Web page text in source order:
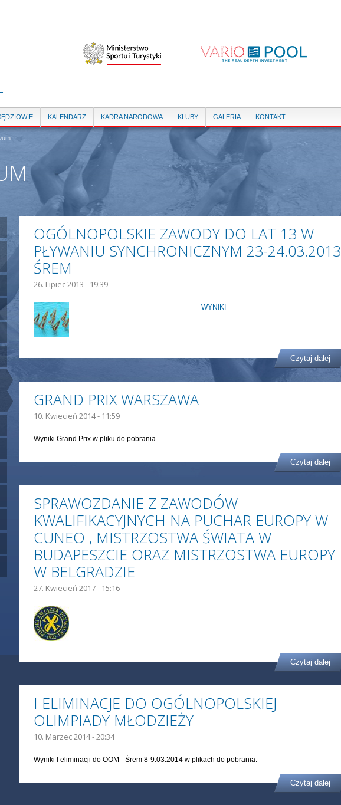
KALENDARZ KADRA NARODOWA KLUBY GALERIA KONTAKT
OGÓLNOPOLSKIE ZAWODY DO LAT 13 W
PŁYWANIU SYNCHRONICZNYM 23-24.03.2013
ŚREM
26. Lipiec 2013 - 19:39
WYNIKI
Czytaj dalej
GRAND PRIX WARSZAWA
10. Kwiecień 2014 - 11:59
Wyniki Grand Prix w pliku do pobrania.
Czytaj dalej
SPRAWOZDANIE Z ZAWODÓW
KWALIFIKACYJNYCH NA PUCHAR EUROPY W
CUNEO , MISTRZOSTWA ŚWIATA W
BUDAPESZCIE ORAZ MISTRZOSTWA EUROPY
W BELGRADZIE
27. Kwiecień 2017 - 15:16
Czytaj dalej
I ELIMINACJE DO OGÓLNOPOLSKIEJ
OLIMPIADY MŁODZIEŻY
10. Marzec 2014 - 20:34
Wyniki I eliminacji do OOM - Śrem 8-9.03.2014 w plikach do pobrania.
Czytaj dalej